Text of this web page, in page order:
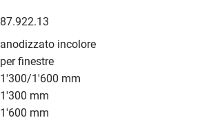
87.922.13
anodizzato incolore
per finestre
1'300/1'600 mm
1'300 mm
1'600 mm